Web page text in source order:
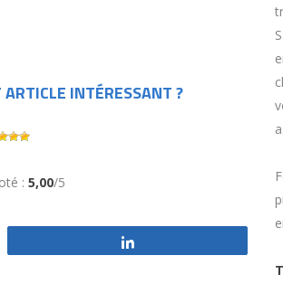
INTÉRESSANT ?
: 5,00/5